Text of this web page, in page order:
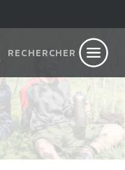
RECHERCHER